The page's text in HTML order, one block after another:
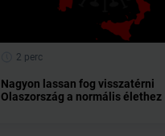
2 perc
Nagyon lassan fog visszatérni
Olaszország a normális élethez